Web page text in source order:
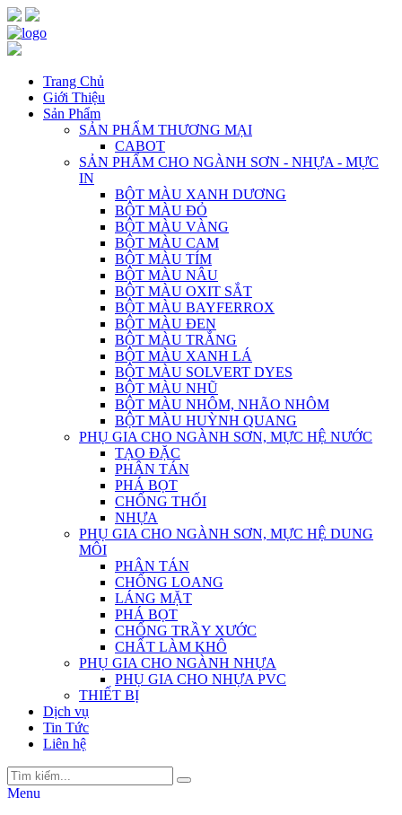
Trang Chủ
Giới Thiệu
Sản Phẩm
SẢN PHẨM THƯƠNG MẠI
CABOT
SẢN PHẨM CHO NGÀNH SƠN - NHỰA - MỰC
IN
BỘT MÀU XANH DƯƠNG
BỘT MÀU ĐỎ
BỘT MÀU VÀNG
BỘT MÀU CAM
BỘT MÀU TÍM
BỘT MÀU NÂU
BỘT MÀU OXIT SẮT
BỘT MÀU BAYFERROX
BỘT MÀU ĐEN
BỘT MÀU TRẮNG
BỘT MÀU XANH LÁ
BỘT MÀU SOLVERT DYES
BỘT MÀU NHŨ
BỘT MÀU NHÔM, NHÃO NHÔM
BỘT MÀU HUỲNH QUANG
PHỤ GIA CHO NGÀNH SƠN, MỰC HỆ NƯỚC
TẠO ĐẶC
PHÂN TÁN
PHÁ BỌT
CHỐNG THỐI
NHỰA
PHỤ GIA CHO NGÀNH SƠN, MỰC HỆ DUNG
MÔI
PHÂN TÁN
CHỐNG LOANG
LÁNG MẶT
PHÁ BỌT
CHỐNG TRẦY XƯỚC
CHẤT LÀM KHÔ
PHỤ GIA CHO NGÀNH NHỰA
PHỤ GIA CHO NHỰA PVC
THIẾT BỊ
Dịch vụ
Tin Tức
Liên hệ
Menu